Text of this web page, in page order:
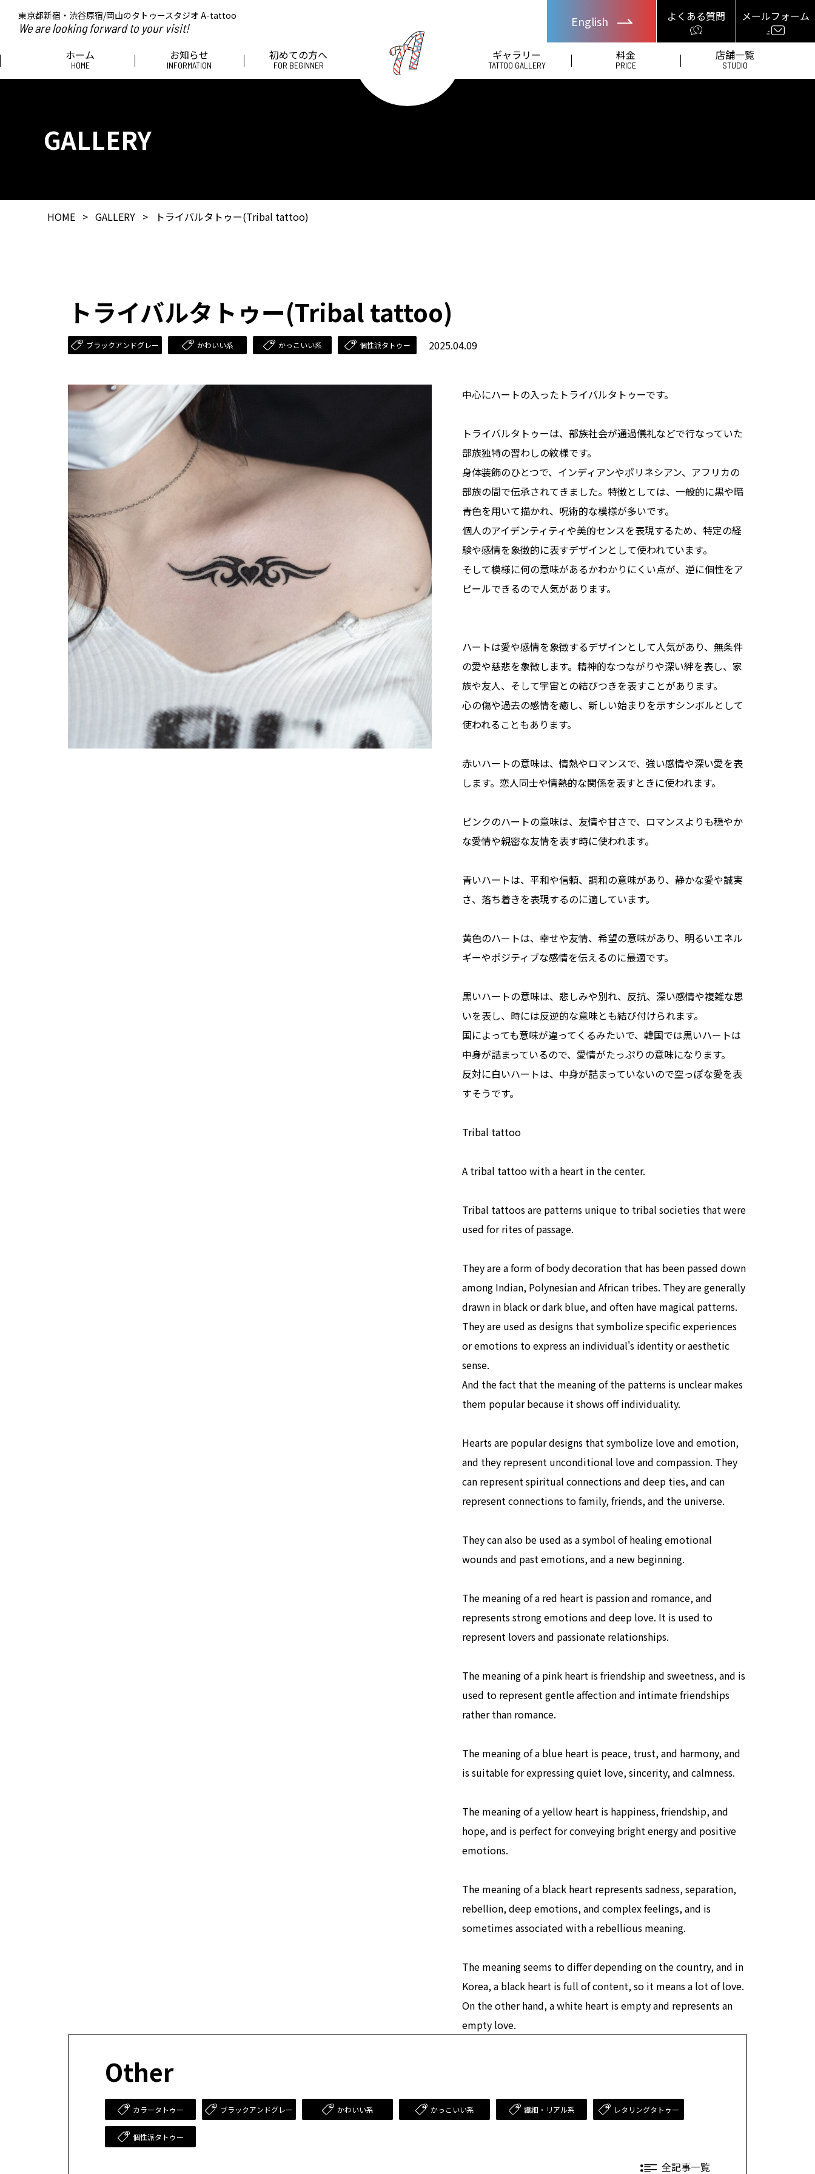
東京都新宿・渋谷原宿/岡山のタトゥースタジオ A-tattoo
We are looking forward to your visit! English よくある質問 メールフォーム
ホーム
HOME
お知らせ
INFORMATION
初めての方へ
FOR BEGINNER
ギャラリー
TATTOO GALLERY
料金
PRICE
店舗一覧
STUDIO
GALLERY
HOME > GALLERY > トライバルタトゥー(Tribal tattoo)
トライバルタトゥー(Tribal tattoo)
ブラックアンドグレー かわいい系 かっこいい系 個性派タトゥー 2025.04.09
中心にハートの入ったトライバルタトゥーです。
トライバルタトゥーは、部族社会が通過儀礼などで行なっていた
部族独特の習わしの紋様です。
身体装飾のひとつで、インディアンやポリネシアン、アフリカの
部族の間で伝承されてきました。特徴としては、一般的に黒や暗
青色を用いて描かれ、呪術的な模様が多いです。
個人のアイデンティティや美的センスを表現するため、特定の経
験や感情を象徴的に表すデザインとして使われています。
そして模様に何の意味があるかわかりにくい点が、逆に個性をア
ピールできるので人気があります。
ハートは愛や感情を象徴するデザインとして人気があり、無条件
の愛や慈悲を象徴します。精神的なつながりや深い絆を表し、家
族や友人、そして宇宙との結びつきを表すことがあります。
心の傷や過去の感情を癒し、新しい始まりを示すシンボルとして
使われることもあります。
赤いハートの意味は、情熱やロマンスで、強い感情や深い愛を表
します。恋人同士や情熱的な関係を表すときに使われます。
ピンクのハートの意味は、友情や甘さで、ロマンスよりも穏やか
な愛情や親密な友情を表す時に使われます。
青いハートは、平和や信頼、調和の意味があり、静かな愛や誠実
さ、落ち着きを表現するのに適しています。
黄色のハートは、幸せや友情、希望の意味があり、明るいエネル
ギーやポジティブな感情を伝えるのに最適です。
黒いハートの意味は、悲しみや別れ、反抗、深い感情や複雑な思
いを表し、時には反逆的な意味とも結び付けられます。
国によっても意味が違ってくるみたいで、韓国では黒いハートは
中身が詰まっているので、愛情がたっぷりの意味になります。
反対に白いハートは、中身が詰まっていないので空っぽな愛を表
すそうです。
Tribal tattoo
A tribal tattoo with a heart in the center.
Tribal tattoos are patterns unique to tribal societies that were
used for rites of passage.
They are a form of body decoration that has been passed down
among Indian, Polynesian and African tribes. They are generally
drawn in black or dark blue, and often have magical patterns.
They are used as designs that symbolize specific experiences
or emotions to express an individual's identity or aesthetic
sense.
And the fact that the meaning of the patterns is unclear makes
them popular because it shows off individuality.
Hearts are popular designs that symbolize love and emotion,
and they represent unconditional love and compassion. They
can represent spiritual connections and deep ties, and can
represent connections to family, friends, and the universe.
They can also be used as a symbol of healing emotional
wounds and past emotions, and a new beginning.
The meaning of a red heart is passion and romance, and
represents strong emotions and deep love. It is used to
represent lovers and passionate relationships.
The meaning of a pink heart is friendship and sweetness, and is
used to represent gentle affection and intimate friendships
rather than romance.
The meaning of a blue heart is peace, trust, and harmony, and
is suitable for expressing quiet love, sincerity, and calmness.
The meaning of a yellow heart is happiness, friendship, and
hope, and is perfect for conveying bright energy and positive
emotions.
The meaning of a black heart represents sadness, separation,
rebellion, deep emotions, and complex feelings, and is
sometimes associated with a rebellious meaning.
The meaning seems to differ depending on the country, and in
Korea, a black heart is full of content, so it means a lot of love.
On the other hand, a white heart is empty and represents an
empty love.
Other
カラータトゥー ブラックアンドグレー かわいい系 かっこいい系 繊細・リアル系 レタリングタトゥー
個性派タトゥー
全記事一覧